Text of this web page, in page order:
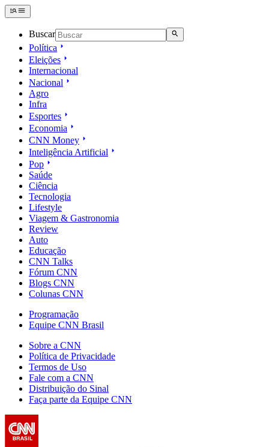
Buscar
Política
Eleições
Internacional
Nacional
Agro
Infra
Esportes
Economia
CNN Money
Inteligência Artificial
Pop
Saúde
Ciência
Tecnologia
Lifestyle
Viagem & Gastronomia
Review
Auto
Educação
CNN Talks
Fórum CNN
Blogs CNN
Colunas CNN
Programação
Equipe CNN Brasil
Sobre a CNN
Política de Privacidade
Termos de Uso
Fale com a CNN
Distribuição do Sinal
Faça parte da Equipe CNN